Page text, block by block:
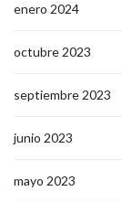
enero 2024
octubre 2023
septiembre 2023
junio 2023
mayo 2023